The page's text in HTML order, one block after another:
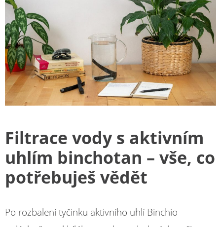
Filtrace vody s aktivním
uhlím binchotan – vše, co
potřebuješ vědět
Po rozbalení tyčinku aktivního uhlí Binchio